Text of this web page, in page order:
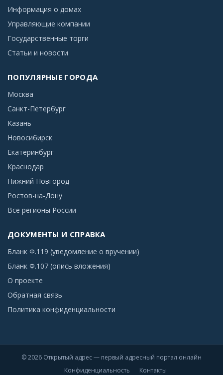
Информация о домах
Управляющие компании
Государственные торги
Статьи и новости
ПОПУЛЯРНЫЕ ГОРОДА
Москва
Санкт-Петербург
Казань
Новосибирск
Екатеринбург
Краснодар
Нижний Новгород
Ростов-на-Дону
Все регионы России
ДОКУМЕНТЫ И СПРАВКА
Бланк Ф.119 (уведомление о вручении)
Бланк Ф.107 (опись вложения)
О проекте
Обратная связь
Политика конфиденциальности
© 2026 Открытый адрес — первый адресный портал онлайн
Конфиденциальность
Контакты